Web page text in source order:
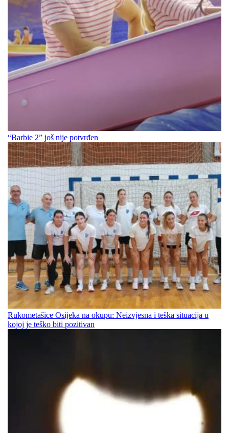
“Barbie 2” još nije potvrđen
Rukometašice Osijeka na okupu: Neizvjesna i teška situacija u
kojoj je teško biti pozitivan